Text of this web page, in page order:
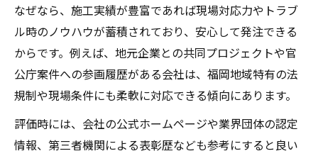
なぜなら、施工実績が豊富であれば現場対応力やトラブ
ル時のノウハウが蓄積されており、安心して発注できる
からです。例えば、地元企業との共同プロジェクトや官
公庁案件への参画履歴がある会社は、福岡地域特有の法
規制や現場条件にも柔軟に対応できる傾向にあります。
評価時には、会社の公式ホームページや業界団体の認定
情報、第三者機関による表彰歴なども参考にすると良い